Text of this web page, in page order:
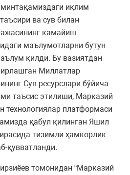
минтақамиздаги иқлим
ва сув билан
камайиш
маълумотларни бутун
қилди. Бу вазиятдан
Миллатлар
Сув ресурслари бўйича
таъсис этилиши, Марказий
технологиялар платформаси
қабул қилинган Яшил
тизимли ҳамкорлик
қувватланди.
томонидан “Марказий